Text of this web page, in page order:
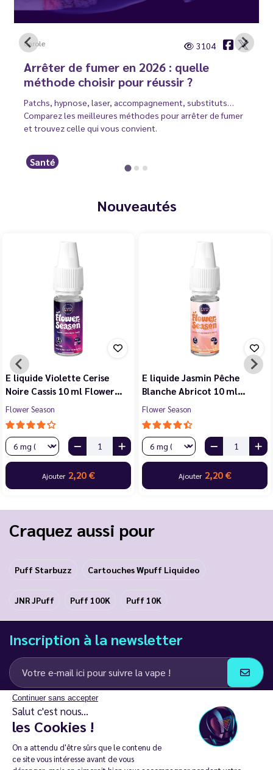
Continuer sans accepter
Salut c'est nous...
les Cookies !
On a attendu d'être sûrs que le contenu de
ce site vous intéresse avant de vous
Carole 3104
Arrêter de fumer en 2026 : quelle
méthode choisir pour réussir ?
Patchs, hypnose, laser, accompagnement, substituts…
Comparez les meilleures méthodes pour arrêter de fumer
et trouvez celle qui vous convient.
Santé
Nouveautés
E liquide Violette Cerise
Noire Cassis 10 ml Flower…
Flower Season
Ajouter 2,20 €
E liquide Jasmin Pêche
Blanche Abricot 10 ml…
Flower Season
Ajouter 2,20 €
Craquez aussi pour
Puff Starbuzz Cartouches Wpuff Liquideo
JNR JPuff Puff 100K Puff 10K
Inscription à la newsletter
J’accepte de recevoir des communications e-mail et SMS de la part de
LD Groupe
Restez en contact